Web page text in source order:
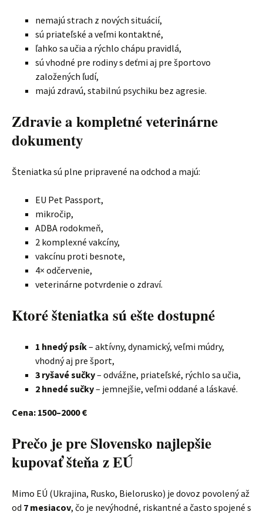
nemajú strach z nových situácií,
sú priateľské a veľmi kontaktné,
ľahko sa učia a rýchlo chápu pravidlá,
sú vhodné pre rodiny s deťmi aj pre športovo
založených ľudí,
majú zdravú, stabilnú psychiku bez agresie.
Zdravie a kompletné veterinárne
dokumenty
Šteniatka sú plne pripravené na odchod a majú:
EU Pet Passport,
mikročip,
ADBA rodokmeň,
2 komplexné vakcíny,
vakcínu proti besnote,
4× odčervenie,
veterinárne potvrdenie o zdraví.
Ktoré šteniatka sú ešte dostupné
1 hnedý psík– aktívny, dynamický, veľmi múdry,
vhodný aj pre šport,
3 ryšavé sučky– odvážne, priateľské, rýchlo sa učia,
2 hnedé sučky– jemnejšie, veľmi oddané a láskavé.
Cena: 1500–2000 €
Prečo je pre Slovensko najlepšie
kupovať šteňa z EÚ
Mimo EÚ (Ukrajina, Rusko, Bielorusko) je dovoz povolený až
od 7 mesiacov, čo je nevýhodné, riskantné a často spojené s